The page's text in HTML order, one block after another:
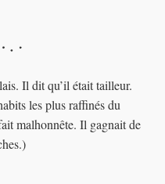
Il dit qu’il était tailleur.
les plus raffinés du
malhonnête. Il gagnait de